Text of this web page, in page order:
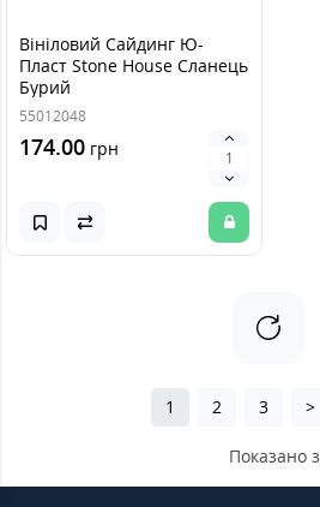
Вініловий Сайдинг Ю-
Пласт Stone House Сланець
Бурий
55012048
174.00 грн
1 2 3 >
Показано